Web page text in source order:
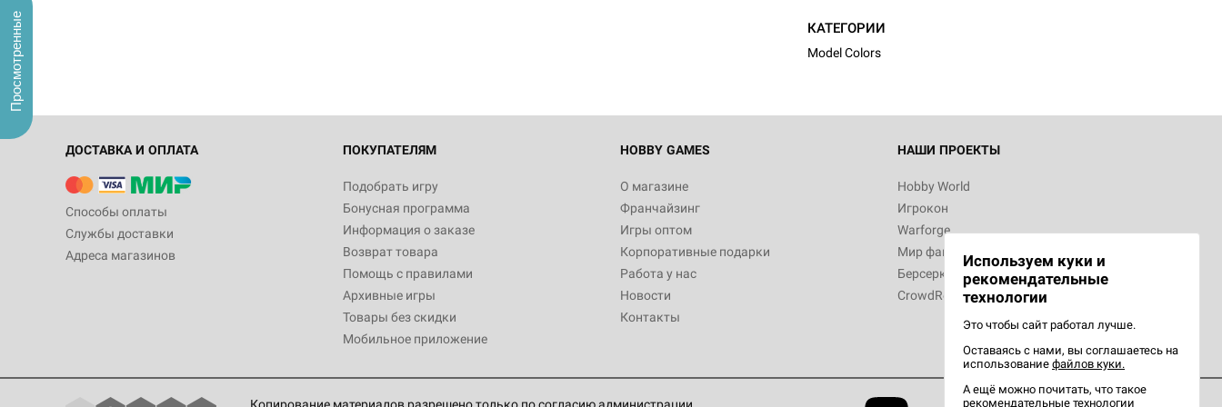
КАТЕГОРИИ
Model Colors
ДОСТАВКА И ОПЛАТА
Способы оплаты
Службы доставки
Адреса магазинов
ПОКУПАТЕЛЯМ
Подобрать игру
Бонусная программа
Информация о заказе
Возврат товара
Помощь с правилами
Архивные игры
Товары без скидки
Мобильное приложение
HOBBY GAMES
О магазине
Франчайзинг
Игры оптом
Корпоративные подарки
Работа у нас
Новости
Контакты
НАШИ ПРОЕКТЫ
Hobby World
Игрокон
Warforge
Мир фантастики
Берсерк
CrowdRepublic
Используем куки и
рекомендательные
технологии
Это чтобы сайт работал лучше.
Оставаясь с нами, вы соглашаетесь на
использование файлов куки.
А ещё можно почитать, что такое
рекомендательные технологии
Просмотренные
Белая смерть
12 990
Настольная игра Hobby World Ужас
3 490